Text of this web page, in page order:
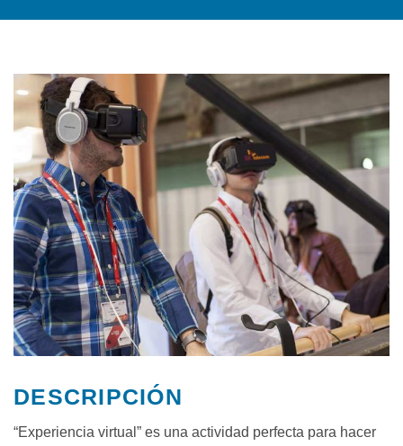
DESCRIPCIÓN
“Experiencia virtual” es una actividad perfecta para hacer